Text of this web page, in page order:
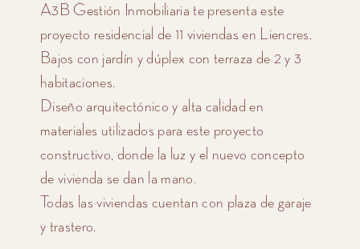
A3B Gestión Inmobiliaria te presenta este
proyecto residencial de 11 viviendas en Liencres.
Bajos con jardín y dúplex con terraza de 2 y 3
habitaciones.
Diseño arquitectónico y alta calidad en
materiales utilizados para este proyecto
constructivo, donde la luz y el nuevo concepto
de vivienda se dan la mano.
Todas las viviendas cuentan con plaza de garaje
y trastero.